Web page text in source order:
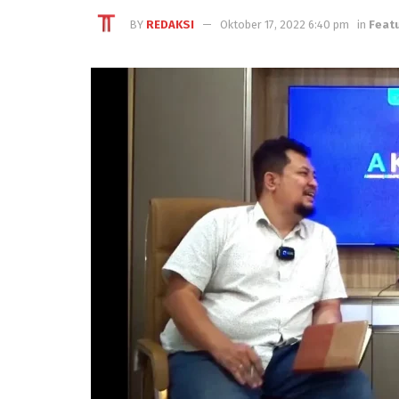
BY REDAKSI Oktober 17, 2022 6:40 pm in